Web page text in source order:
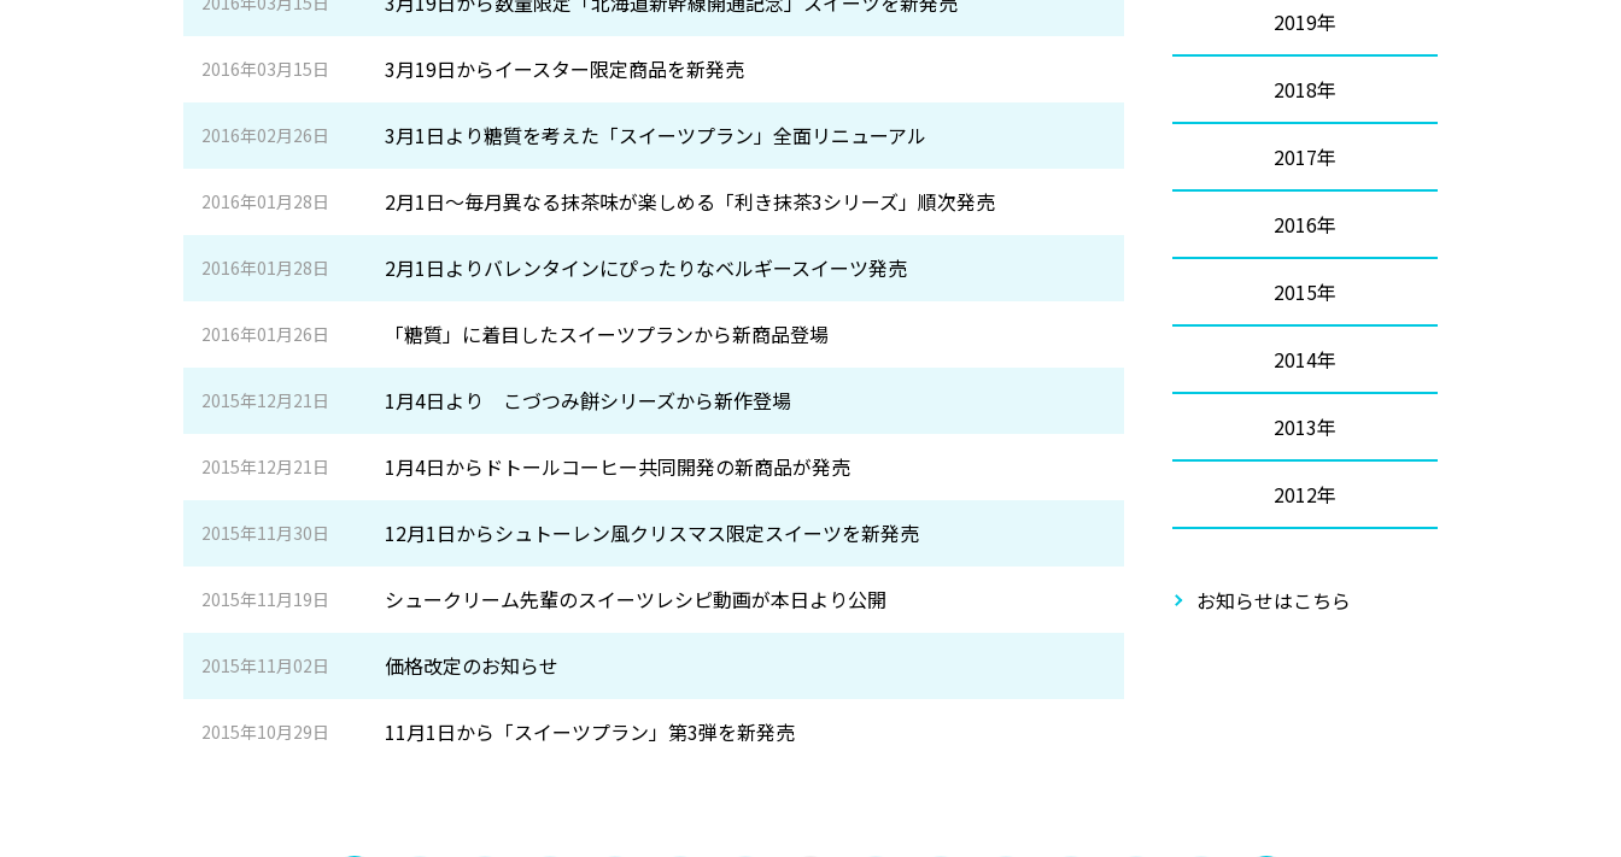
2016年03月15日 3月19日からイースター限定商品を新発売
2016年02月26日 3月1日より糖質を考えた「スイーツプラン」全面リニューアル
2016年01月28日 2月1日～毎月異なる抹茶味が楽しめる「利き抹茶3シリーズ」順次発売
2016年01月28日 2月1日よりバレンタインにぴったりなベルギースイーツ発売
2016年01月26日 「糖質」に着目したスイーツプランから新商品登場
2015年12月21日 1月4日より こづつみ餅シリーズから新作登場
2015年12月21日 1月4日からドトールコーヒー共同開発の新商品が発売
2015年11月30日 12月1日からシュトーレン風クリスマス限定スイーツを新発売
2015年11月19日 シュークリーム先輩のスイーツレシピ動画が本日より公開
2015年11月02日 価格改定のお知らせ
2015年10月29日 11月1日から「スイーツプラン」第3弾を新発売
2019年
2018年
2017年
2016年
2015年
2014年
2013年
2012年
お知らせはこちら